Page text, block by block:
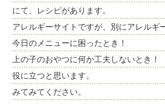
にて、レシピがあります。
アレルギーサイトですが、別にアレルギ
今日のメニューに困ったとき！
上の子のおやつに何か工夫しないとき！
役に立つと思います。
みてみてください。